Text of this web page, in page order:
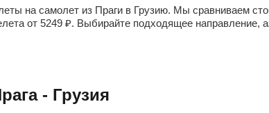
на самолет из Праги в Грузию. Мы сравниваем
от 5249 ₽. Выбирайте подходящее направление,
- Грузия